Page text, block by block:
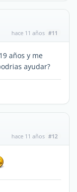
hace 11 años #11
años y me
ayudar?
hace 11 años #12